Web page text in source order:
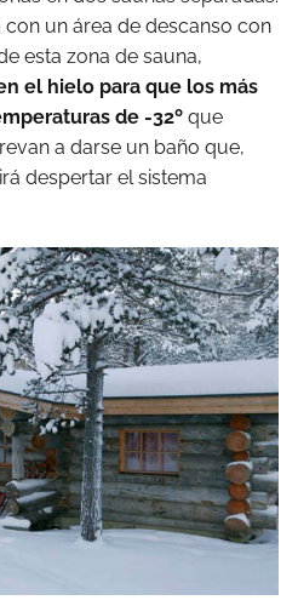
un área de descanso con
esta zona de sauna,
el hielo para que los más
de -32º que
a darse un baño que,
despertar el sistema